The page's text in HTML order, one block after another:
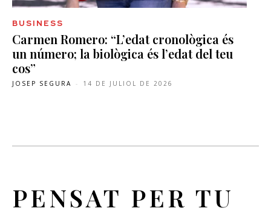
BUSINESS
Carmen Romero: “L’edat cronològica és
un número; la biològica és l’edat del teu
cos”
JOSEP SEGURA - 14 DE JULIOL DE 2026
PENSAT PER TU